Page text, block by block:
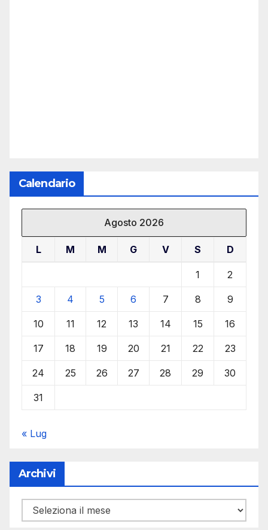
Calendario
Agosto 2026
L M M G V S D
1 2
3 4 5 6 7 8 9
10 11 12 13 14 15 16
17 18 19 20 21 22 23
24 25 26 27 28 29 30
31
« Lug
Archivi
Archivi